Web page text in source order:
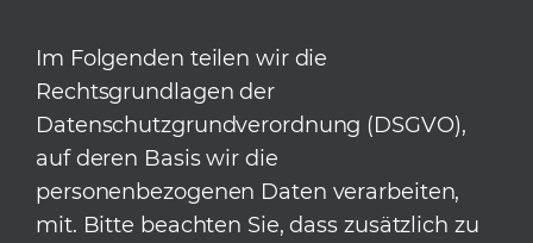
Im Folgenden teilen wir die
Rechtsgrundlagen der
Datenschutzgrundverordnung (DSGVO),
auf deren Basis wir die
personenbezogenen Daten verarbeiten,
mit. Bitte beachten Sie, dass zusätzlich zu